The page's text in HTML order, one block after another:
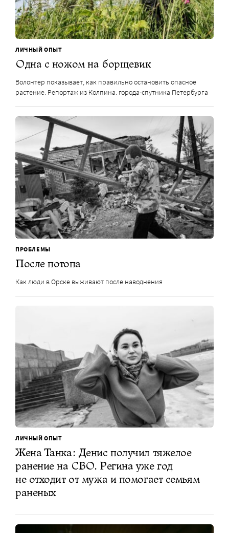
ЛИЧНЫЙ ОПЫТ
Одна с ножом на борщевик
Волонтер показывает, как правильно остановить опасное
растение. Репортаж из Колпина. города-спутника Петербурга
ПРОБЛЕМЫ
После потопа
Как люди в Орске выживают после наводнения
ЛИЧНЫЙ ОПЫТ
Жена Танка: Денис получил тяжелое
ранение на СВО. Регина уже год
не отходит от мужа и помогает семьям
раненых